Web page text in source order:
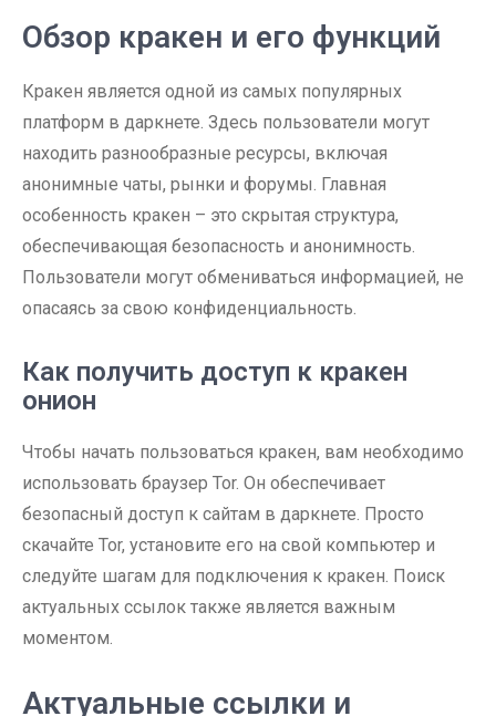
Обзор кракен и его функций
Кракен является одной из самых популярных
платформ в даркнете. Здесь пользователи могут
находить разнообразные ресурсы, включая
анонимные чаты, рынки и форумы. Главная
особенность кракен – это скрытая структура,
обеспечивающая безопасность и анонимность.
Пользователи могут обмениваться информацией, не
опасаясь за свою конфиденциальность.
Как получить доступ к кракен
онион
Чтобы начать пользоваться кракен, вам необходимо
использовать браузер Tor. Он обеспечивает
безопасный доступ к сайтам в даркнете. Просто
скачайте Tor, установите его на свой компьютер и
следуйте шагам для подключения к кракен. Поиск
актуальных ссылок также является важным
моментом.
Актуальные ссылки и